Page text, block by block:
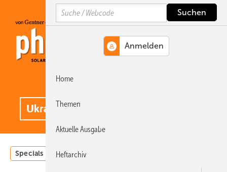
Hauptinhalt
Hauptmenü
SiteSearch
Specials Einstrahlungsatlas
Search
Home
Themen
Aktuelle Ausgabe
Heftarchiv